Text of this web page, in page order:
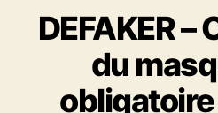
DEFAKER –
du